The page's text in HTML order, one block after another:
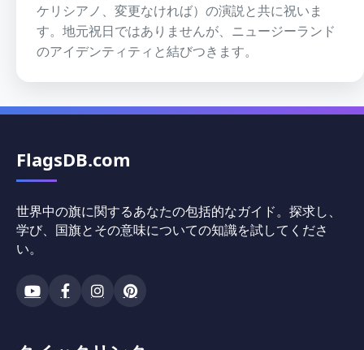
ケリシアノ、変更なければ）の演説と共に祝いま
す。地元祝日ではありませんが、ニュージーランド
のアイデンティティと結びつきます。
FlagsDB.com
世界中の旗に関するあなたの包括的なガイド。探求し、
学び、国旗とその意味についての知識を試してくださ
い。